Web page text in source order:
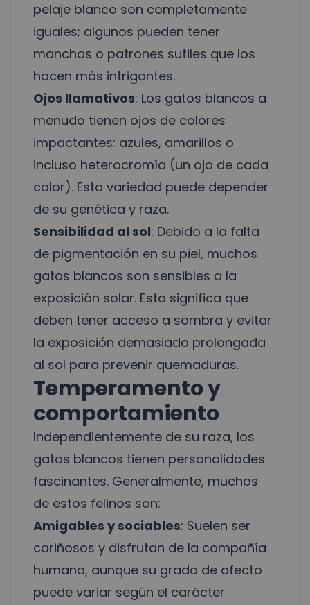
pelaje blanco son completamente
iguales; algunos pueden tener
manchas o patrones sutiles que los
hacen más intrigantes.
Ojos llamativos: Los gatos blancos a
menudo tienen ojos de colores
impactantes: azules, amarillos o
incluso heterocromía (un ojo de cada
color). Esta variedad puede depender
de su genética y raza.
Sensibilidad al sol: Debido a la falta
de pigmentación en su piel, muchos
gatos blancos son sensibles a la
exposición solar. Esto significa que
deben tener acceso a sombra y evitar
la exposición demasiado prolongada
al sol para prevenir quemaduras.
Temperamento y
comportamiento
Independientemente de su raza, los
gatos blancos tienen personalidades
fascinantes. Generalmente, muchos
de estos felinos son:
Amigables y sociables: Suelen ser
cariñosos y disfrutan de la compañía
humana, aunque su grado de afecto
puede variar según el carácter